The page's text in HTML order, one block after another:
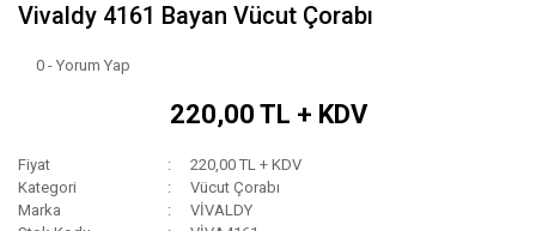
Vivaldy 4161 Bayan Vücut Çorabı
0 - Yorum Yap
220,00 TL + KDV
Fiyat
220,00 TL + KDV
Kategori
Vücut Çorabı
Marka
VİVALDY